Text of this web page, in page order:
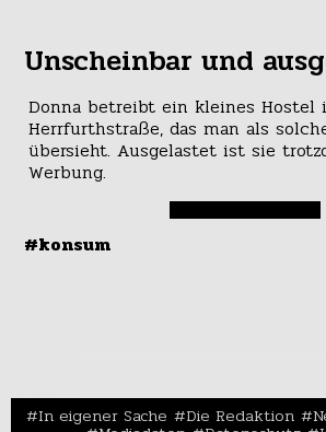
Unscheinbar und
Donna betreibt ein kleines Hostel
Herrfurthstraße, das man als
übersieht. Ausgelastet ist sie
Werbung.
#konsum
In eigener Sache Die Redaktion